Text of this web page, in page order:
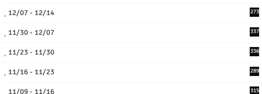
12/07 - 12/14 273
11/30 - 12/07 337
11/23 - 11/30 336
11/16 - 11/23 289
11/09 - 11/16 315